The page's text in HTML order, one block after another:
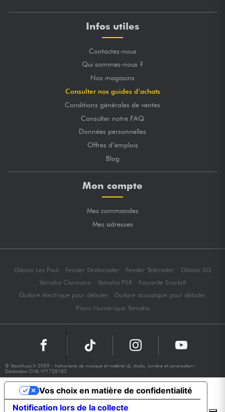
Infos utiles
Contactez-nous
Qui sommes-nous ?
Nos magasins
Consulter nos guides d’achats
Conditions générales de ventes
Consulter notre FAQ
Données personnelles
Offres d’emplois
Blog
Mon compte
Mes commandes
Mes adresses
Gibson Les Paul Fender Stratocaster Fender Telecaster
Gibson SG
Yamaha Clavinova
Yamaha PSR
Focusrite Scarlett
Guitare électrique pour débuter
Guitare acoustique pour débuter
Piano Numérique Yamaha
© StarsMusic.fr 2009 - Instruments de musique et matériel dj, studio, lumière et sonorisation -
Déclaration CNIL N°1728182
Notification lors de la collecte
Vos choix en matière de confidentialité